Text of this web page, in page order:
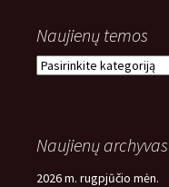
Naujienų temos
Naujienų
Naujienų archyvas
2026 m. rugpjūčio mėn.